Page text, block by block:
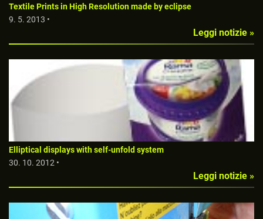
Textile Prints in High Resolution made by eclipse
9. 5. 2013 •
Leggi notizie »
Elliptical displays with self-unfold system
30. 10. 2012 •
Leggi notizie »